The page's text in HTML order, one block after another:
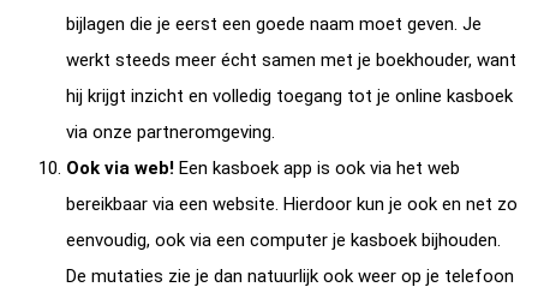
bijlagen die je eerst een goede naam moet geven. Je
werkt steeds meer écht samen met je boekhouder, want
hij krijgt inzicht en volledig toegang tot je online kasboek
via onze partneromgeving.
Ook via web! Een kasboek app is ook via het web
bereikbaar via een website. Hierdoor kun je ook en net zo
eenvoudig, ook via een computer je kasboek bijhouden.
De mutaties zie je dan natuurlijk ook weer op je telefoon